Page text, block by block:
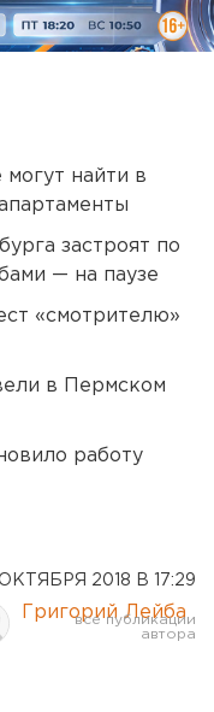
найти в
застроят по
— на паузе
«смотрителю»
в Пермском
работу
2018 В 17:29
Григорий Лейба